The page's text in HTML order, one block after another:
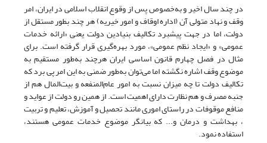
در چند سال اخیر و به‌خصوص پس از وقوع انقلاب اسلامی در ایران، امر
وقف و نهاد متولی آن (اداره اوقاف و امور خیریه) هر چند بطور مستقل از
دولت، اما در جهت پیشبرد تکالیف بنیادین دولت یعنی «ارائه خدمات
عمومی» و «ایجاد نظم عمومی»، مورد بهره‌گیری قرار گرفته است. برای
مثال در فصل چهارم قانون اساسی ایران هرچند به‌طور مستقیم به
موضوع وقف اشاره نگشته اما می‌توان به‌طور ضمنی به این امر پی برد که
تکالیف دولت تا چه میزان نسبت به امور عام‌المنفعه و بیت‌المال هم از
جنبه مصرف و هم نظارت دارای اهمیت است. از همین رو دولت از عواید و
منافع موقوفات در راستای اموری مانند تحصیل و آموزش، تعلیم و تربیت
، بهداشت و درمان و... که بیانگر موضوع خدمات عمومی هستند،
استفاده نمود.